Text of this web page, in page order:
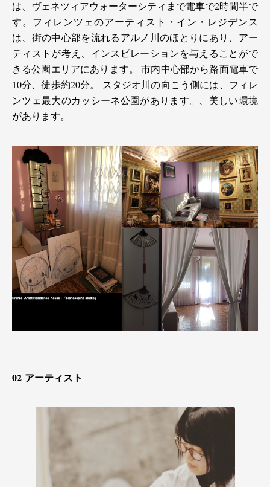
は、ヴェネツィアウォーターシティまで電車で2時間半で
す。フィレンツェのアーティスト・イン・レジデンス
は、街の中心部を流れるアルノ川のほとりにあり、アー
ティストが考え、インスピレーションを与えることがで
きる公園エリアにあります。 市内中心部から路面電車で
10分、徒歩約20分。 スタジオ川の向こう側には、フィレ
ンツェ最大のカッシーネ公園があります。、美しい環境
があります。
02 アーティスト